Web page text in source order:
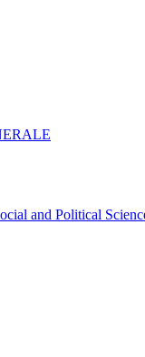
and Political